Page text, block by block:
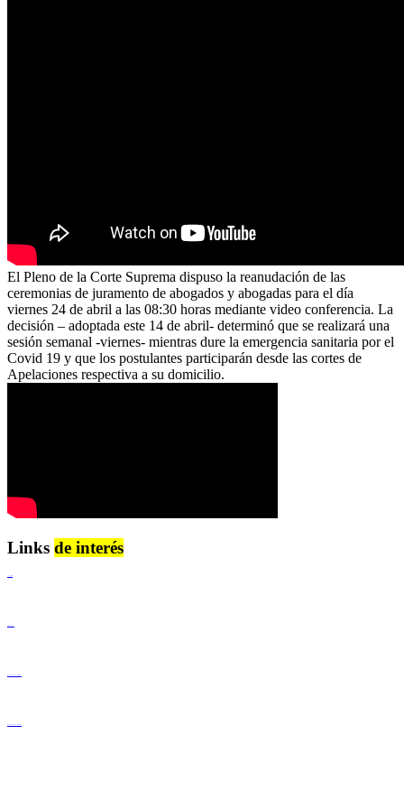
El Pleno de la Corte Suprema dispuso la reanudación de las
ceremonias de juramento de abogados y abogadas para el día
viernes 24 de abril a las 08:30 horas mediante video conferencia. La
decisión – adoptada este 14 de abril- determinó que se realizará una
sesión semanal -viernes- mientras dure la emergencia sanitaria por el
Covid 19 y que los postulantes participarán desde las cortes de
Apelaciones respectiva a su domicilio.
Links de interés